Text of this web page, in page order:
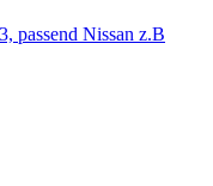
passend Nissan z.B